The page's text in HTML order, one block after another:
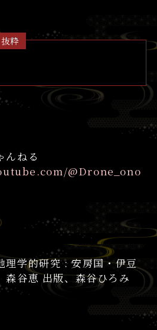
粋
んねる
@Drone_ono
理学的研究 : 安房国・伊豆
森谷恵 出版、森谷ひろみ